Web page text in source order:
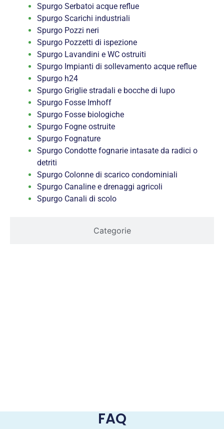
Categorie
Spurgo Serbatoi acque reflue
Spurgo Scarichi industriali
Spurgo Pozzi neri
Spurgo Pozzetti di ispezione
Spurgo Lavandini e WC ostruiti
Spurgo Impianti di sollevamento acque reflue
Spurgo h24
Spurgo Griglie stradali e bocche di lupo
Spurgo Fosse Imhoff
Spurgo Fosse biologiche
Spurgo Fogne ostruite
Spurgo Fognature
Spurgo Condotte fognarie intasate da radici o
detriti
Spurgo Colonne di scarico condominiali
Spurgo Canaline e drenaggi agricoli
Spurgo Canali di scolo
FAQ